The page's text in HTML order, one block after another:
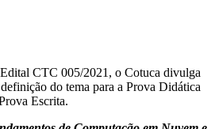
CTC 005/2021, o Cotuca divulga
do tema para a Prova Didática
Escrita.